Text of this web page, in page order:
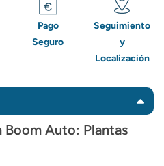
Pago
Seguro
Seguimiento
y
Localización
Boom Auto: Plantas